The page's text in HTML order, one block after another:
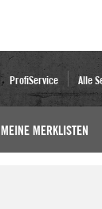
ProfiService Alle
MEINE MERKLISTEN